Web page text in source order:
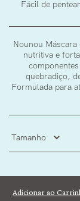
Fácil de pentear
Nounou
nutritiva e
quebradiço,
Formulada para
Adicionar ao